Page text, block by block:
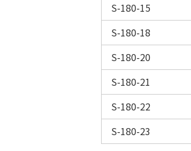
S-180-15
S-180-18
S-180-20
S-180-21
S-180-22
S-180-23